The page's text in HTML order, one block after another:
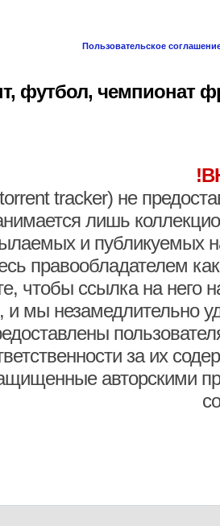
Пользовательское
футбол, чемпионат
tracker) не
лишь
и публикуемых
правообладателем
чтобы ссылка на него
и мы незамедлительно
за их
авторскими